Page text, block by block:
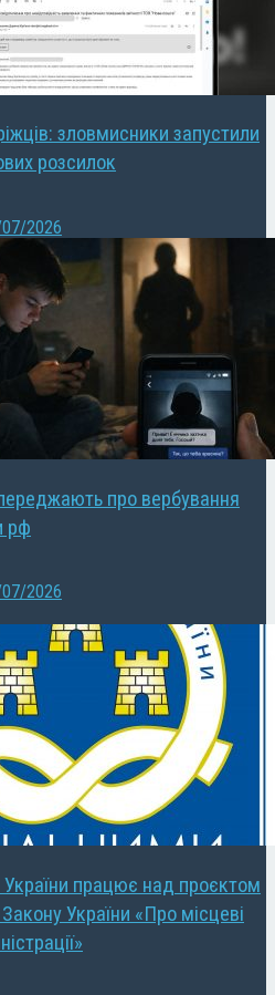
зловмисники запустили
розсилок
2026
про вербування
рф
2026
України працює над проєктом
Закону України «Про місцеві